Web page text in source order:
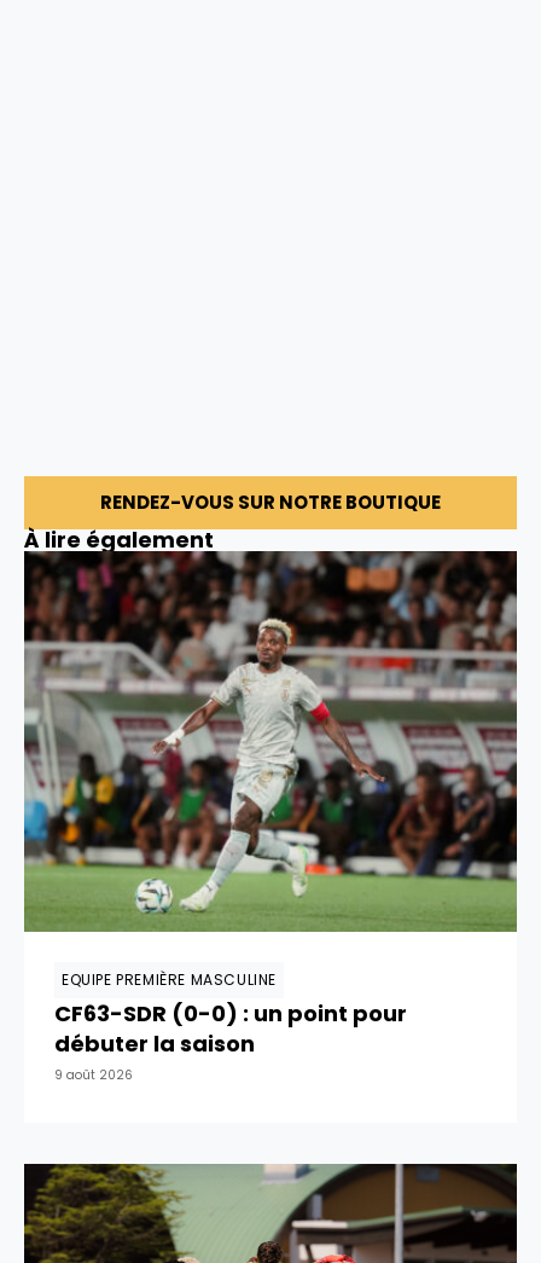
RENDEZ-VOUS SUR NOTRE BOUTIQUE
À lire également
EQUIPE PREMIÈRE MASCULINE
CF63-SDR (0-0) : un point pour
débuter la saison
9 août 2026